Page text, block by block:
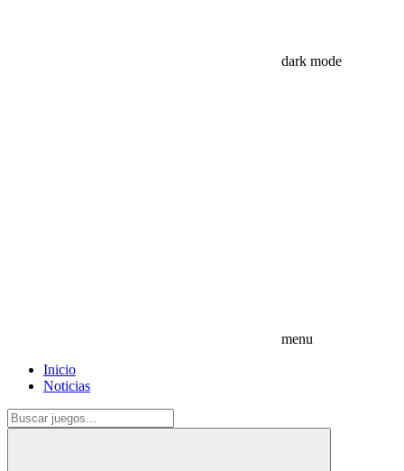
dark mode
menu
Inicio
Noticias